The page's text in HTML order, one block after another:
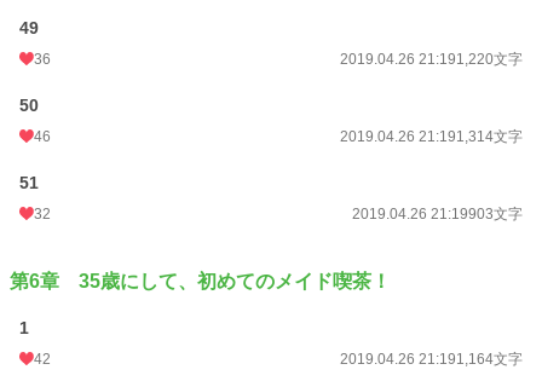
49
36 2019.04.26 21:191,220文字
50
46 2019.04.26 21:191,314文字
51
32 2019.04.26 21:19903文字
第6章 35歳にして、初めてのメイド喫茶！
1
42 2019.04.26 21:191,164文字